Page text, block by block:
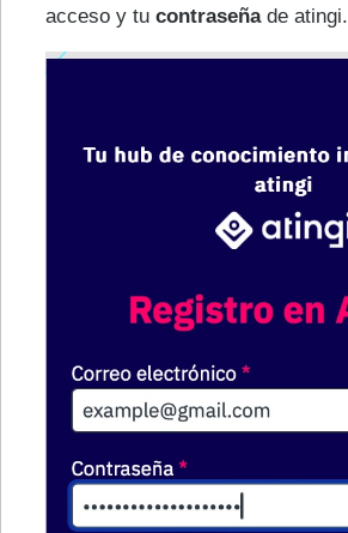
acceso y tu contraseñade atingi.